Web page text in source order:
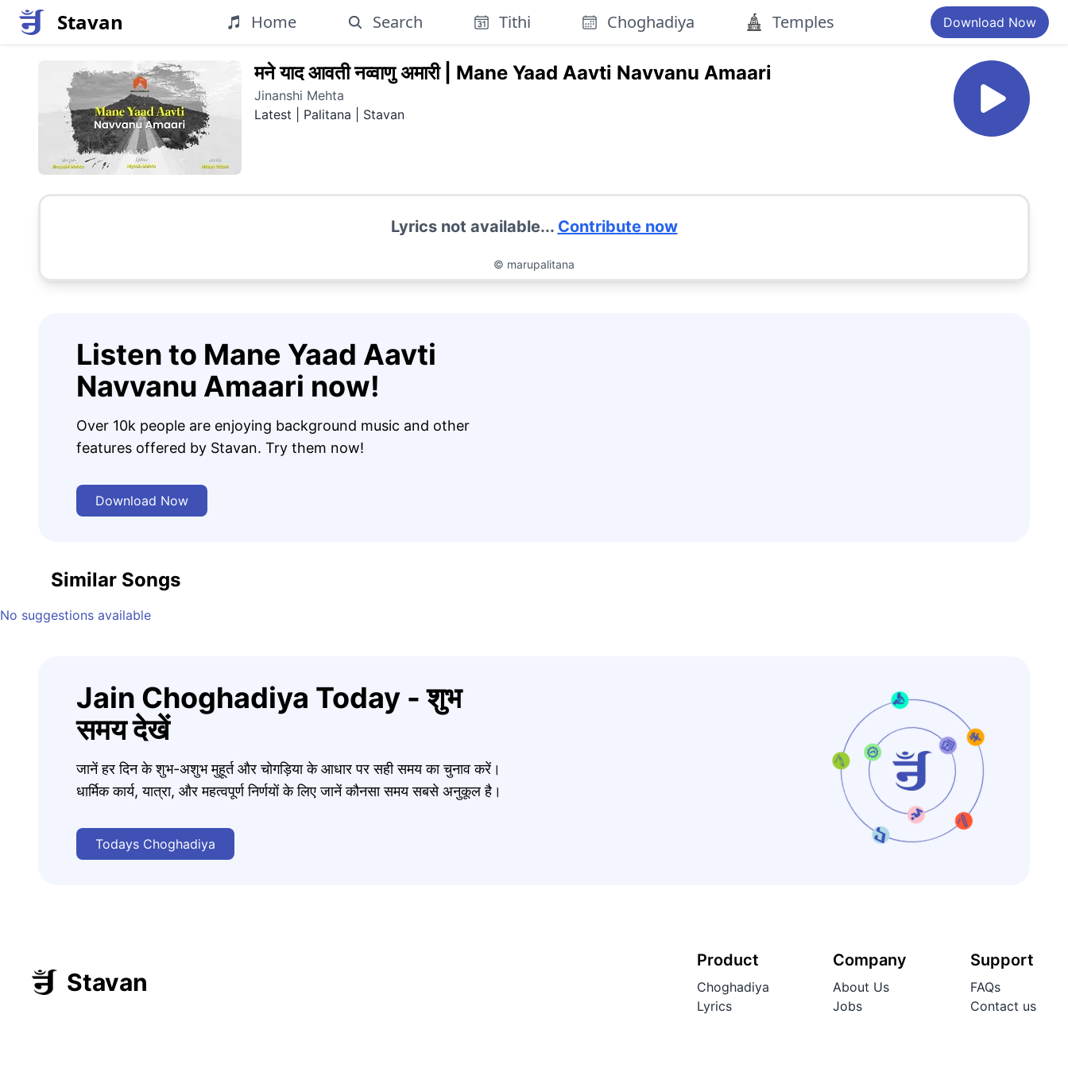
Stavan Home Search Tithi Choghadiya Temples Download Now
मने याद आवती नव्वाणु अमारी| Mane Yaad Aavti Navvanu Amaari
Jinanshi Mehta
Latest | Palitana
Stavan
Lyrics not available... Contribute now
© marupalitana
Listen to Mane Yaad Aavti
Navvanu Amaari now!
Over 10k people are enjoying background music and other
features offered by Stavan. Try them now!
Download Now
Similar Songs
No suggestions available
Jain Choghadiya Today - शुभ
समय देखें
जानें हर दिन के शुभ-अशुभ मुहूर्त और चोगड़िया के आधार पर सही समय का चुनाव करें।
धार्मिक कार्य, यात्रा, और महत्वपूर्ण निर्णयों के लिए जानें कौनसा समय सबसे अनुकूल है।
Todays Choghadiya
Stavan
Product
Choghadiya
Lyrics
Company
About Us
Jobs
Support
FAQs
Contact us